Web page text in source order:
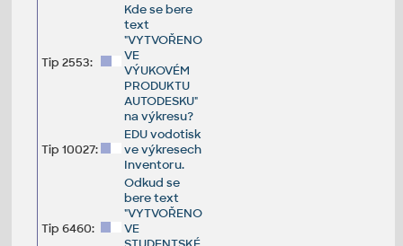
Tip 2553:
Kde se bere
text
"VYTVOŘENO
VE
VÝUKOVÉM
PRODUKTU
AUTODESKU"
na výkresu?
Tip 10027:
EDU vodotisk
ve výkresech
Inventoru.
Tip 6460:
Odkud se
bere text
"VYTVOŘENO
VE